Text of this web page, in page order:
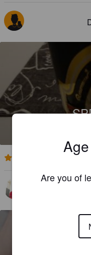
Are you of